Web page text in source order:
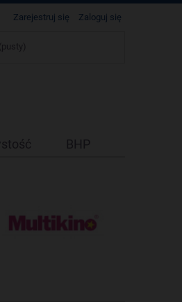
Zarejestruj się Zaloguj się
(pusty)
BHP